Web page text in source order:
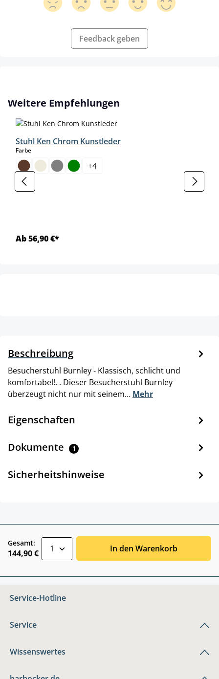
Feedback geben
Produktgalerie überspringen
Weitere Empfehlungen
Stuhl Ken Chrom Kunstleder
Farbeauswählen
+4
Ab 56,90 €*
Beschreibung
Besucherstuhl Burnley - Klassisch, schlicht und
komfortabel!. . Dieser Besucherstuhl Burnley
überzeugt nicht nur mit seinem… Mehr
Eigenschaften
Dokumente 1
Sicherheitshinweise
Gesamt:
144,90 € In den Warenkorb
Service-Hotline
Service
Wissenswertes